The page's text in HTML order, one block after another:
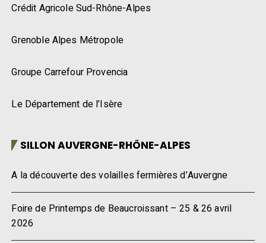
Crédit Agricole Sud-Rhône-Alpes
Grenoble Alpes Métropole
Groupe Carrefour Provencia
Le Département de l’Isère
SILLON AUVERGNE-RHÔNE-ALPES
A la découverte des volailles fermières d’Auvergne
Foire de Printemps de Beaucroissant – 25 & 26 avril
2026